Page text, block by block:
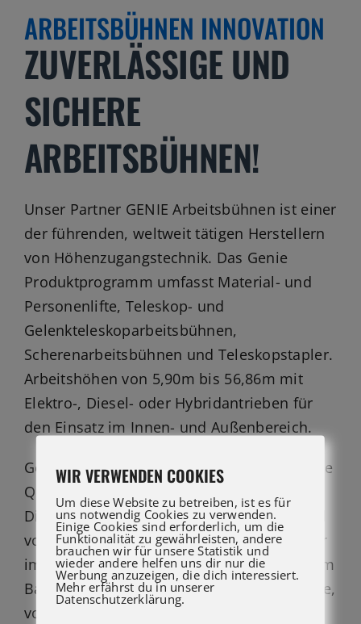
ARBEITSBÜHNEN INNOVATION
ZUVERLÄSSIGE UND
SICHERE
ARBEITSBÜHNEN!
Unser Partner GENIE Arbeitsbühnen ist einer
der führenden, weltweit tätigen Herstellern
von Höhenzugangstechnik. Das Genie
Produktprogramm umfasst Material- und
Personenlifte, Teleskop- und
Gelenkteleskoparbeitsbühnen,
Scherenarbeitsbühnen und Teleskopstapler.
Arbeitshöhen von 5,90m bis 56,86m mit
Elektro-, Diesel- oder Hybridantrieben für
den Einsatz im Innen- und Außenbereich.
Genie Arbeitsbühnen bestechen durch hohe
Qualität, geringe Kosten und Langlebigkeit.
Die Arbeitsbühnen werden in einer Vielzahl
von Branchen weltweit eingesetzt, darunter
im Vermietungsgeschäft, in der Luftfahrt, im
Baugewerbe, in der Veranstaltungsindustrie,
von Behörden und Kommunen sowie
WIR VERWENDEN COOKIES
Um diese Website zu betreiben, ist es für
uns notwendig Cookies zu verwenden.
Einige Cookies sind erforderlich, um die
Funktionalität zu gewährleisten, andere
brauchen wir für unsere Statistik und
wieder andere helfen uns dir nur die
Werbung anzuzeigen, die dich interessiert.
Mehr erfährst du in unserer
Datenschutzerklärung.